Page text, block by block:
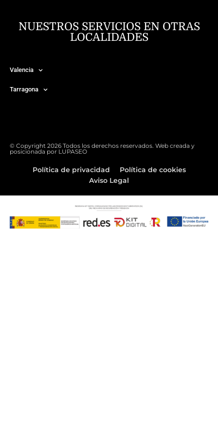
NUESTROS SERVICIOS EN OTRAS
LOCALIDADES
Valencia
Tarragona
© Copyright 2026 Todos los derechos reservados. Web creada y
posicionada por LUPASEO
Política de privacidad
Política de cookies
Aviso Legal